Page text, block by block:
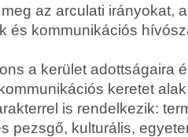
az arculati irányokat,
és kommunikációs
a kerület adottságaira
keretet
is rendelkezik:
pezsgő, kulturális,